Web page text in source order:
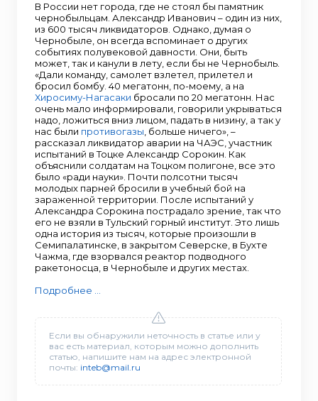
В России нет города, где не стоял бы памятник
чернобыльцам. Александр Иванович – один из них,
из 600 тысяч ликвидаторов. Однако, думая о
Чернобыле, он всегда вспоминает о других
событиях полувековой давности. Они, быть
может, так и канули в лету, если бы не Чернобыль.
«Дали команду, самолет взлетел, прилетел и
бросил бомбу. 40 мегатонн, по-моему, а на
Хиросиму-Нагасаки бросали по 20 мегатонн. Нас
очень мало информировали, говорили укрываться
надо, ложиться вниз лицом, падать в низину, а так у
нас были противогазы , больше ничего», –
рассказал ликвидатор аварии на ЧАЭС, участник
испытаний в Тоцке Александр Сорокин. Как
объяснили солдатам на Тоцком полигоне, все это
было «ради науки». Почти полсотни тысяч
молодых парней бросили в учебный бой на
зараженной территории. После испытаний у
Александра Сорокина пострадало зрение, так что
его не взяли в Тульский горный институт. Это лишь
одна история из тысяч, которые произошли в
Семипалатинске, в закрытом Северске, в Бухте
Чажма, где взорвался реактор подводного
ракетоносца, в Чернобыле и других местах.
Подробнее ...
Если вы обнаружили неточность в статье или у
вас есть материал, которым можно дополнить
статью, напишите нам на адрес электронной
почты: inteb@mail.ru